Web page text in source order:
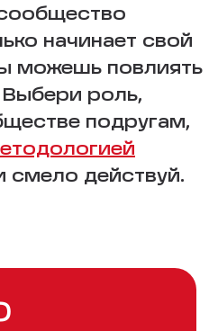
начинает свой
можешь повлиять
Выбери роль,
подругам,
действуй.